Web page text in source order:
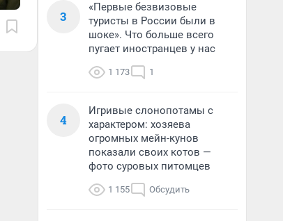
3
«Первые безвизовые
туристы в России были в
шоке». Что больше всего
пугает иностранцев у нас
1 173 1
4
Игривые слонопотамы с
характером: хозяева
огромных мейн-кунов
показали своих котов —
фото суровых питомцев
1 155 Обсудить